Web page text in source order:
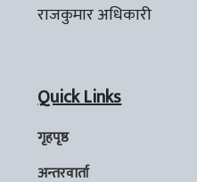
राजकुमार अधिकारी
Quick Links
गृहपृष्ठ
अन्तरवार्ता